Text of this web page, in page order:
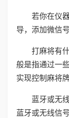
若你在仪
导，添加微信
打麻将有
般是指通过一
实现控制麻将
蓝牙或无
蓝牙或无线信